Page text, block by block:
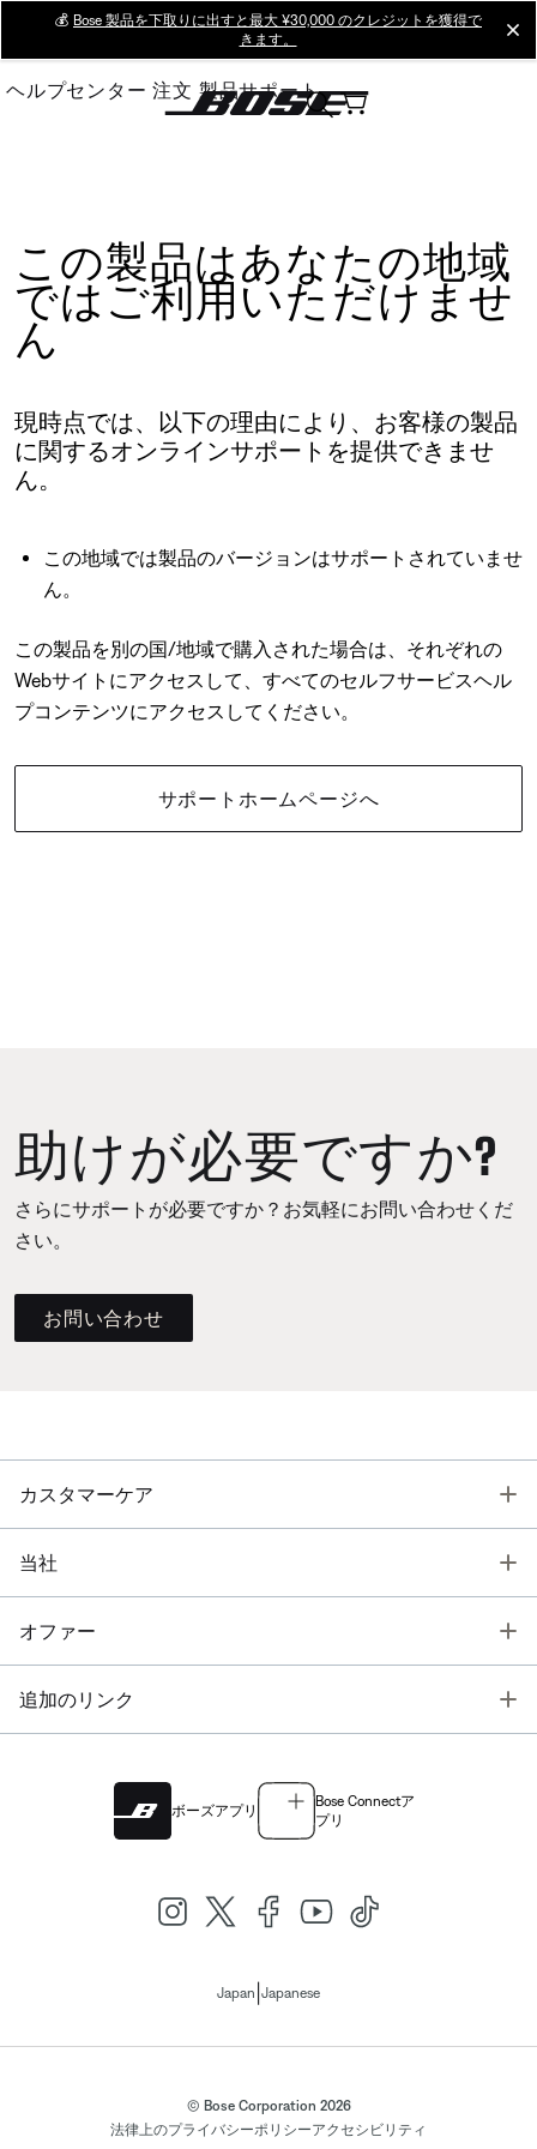
Main
💰 Bose 製品を下取りに出すと最大 ¥30,000 のクレジットを獲得で
きます。
ヘルプセンター 注文 製品サポート
この製品はあなたの地域
ではご利用いただけませ
ん
現時点では、以下の理由により、お客様の製品
に関するオンラインサポートを提供できませ
ん。
この地域では製品のバージョンはサポートされていませ
ん。
この製品を別の国/地域で購入された場合は、それぞれの
Webサイトにアクセスして、すべてのセルフサービスヘル
プコンテンツにアクセスしてください。
サポートホームページへ
助けが必要ですか?
さらにサポートが必要ですか？お気軽にお問い合わせくだ
さい。
お問い合わせ
カスタマーケア
当社
オファー
追加のリンク
ボーズアプリ
Bose Connectア
プリ
Japan Japanese
© Bose Corporation 2026
法律上のプライバシーポリシーアクセシビリティ